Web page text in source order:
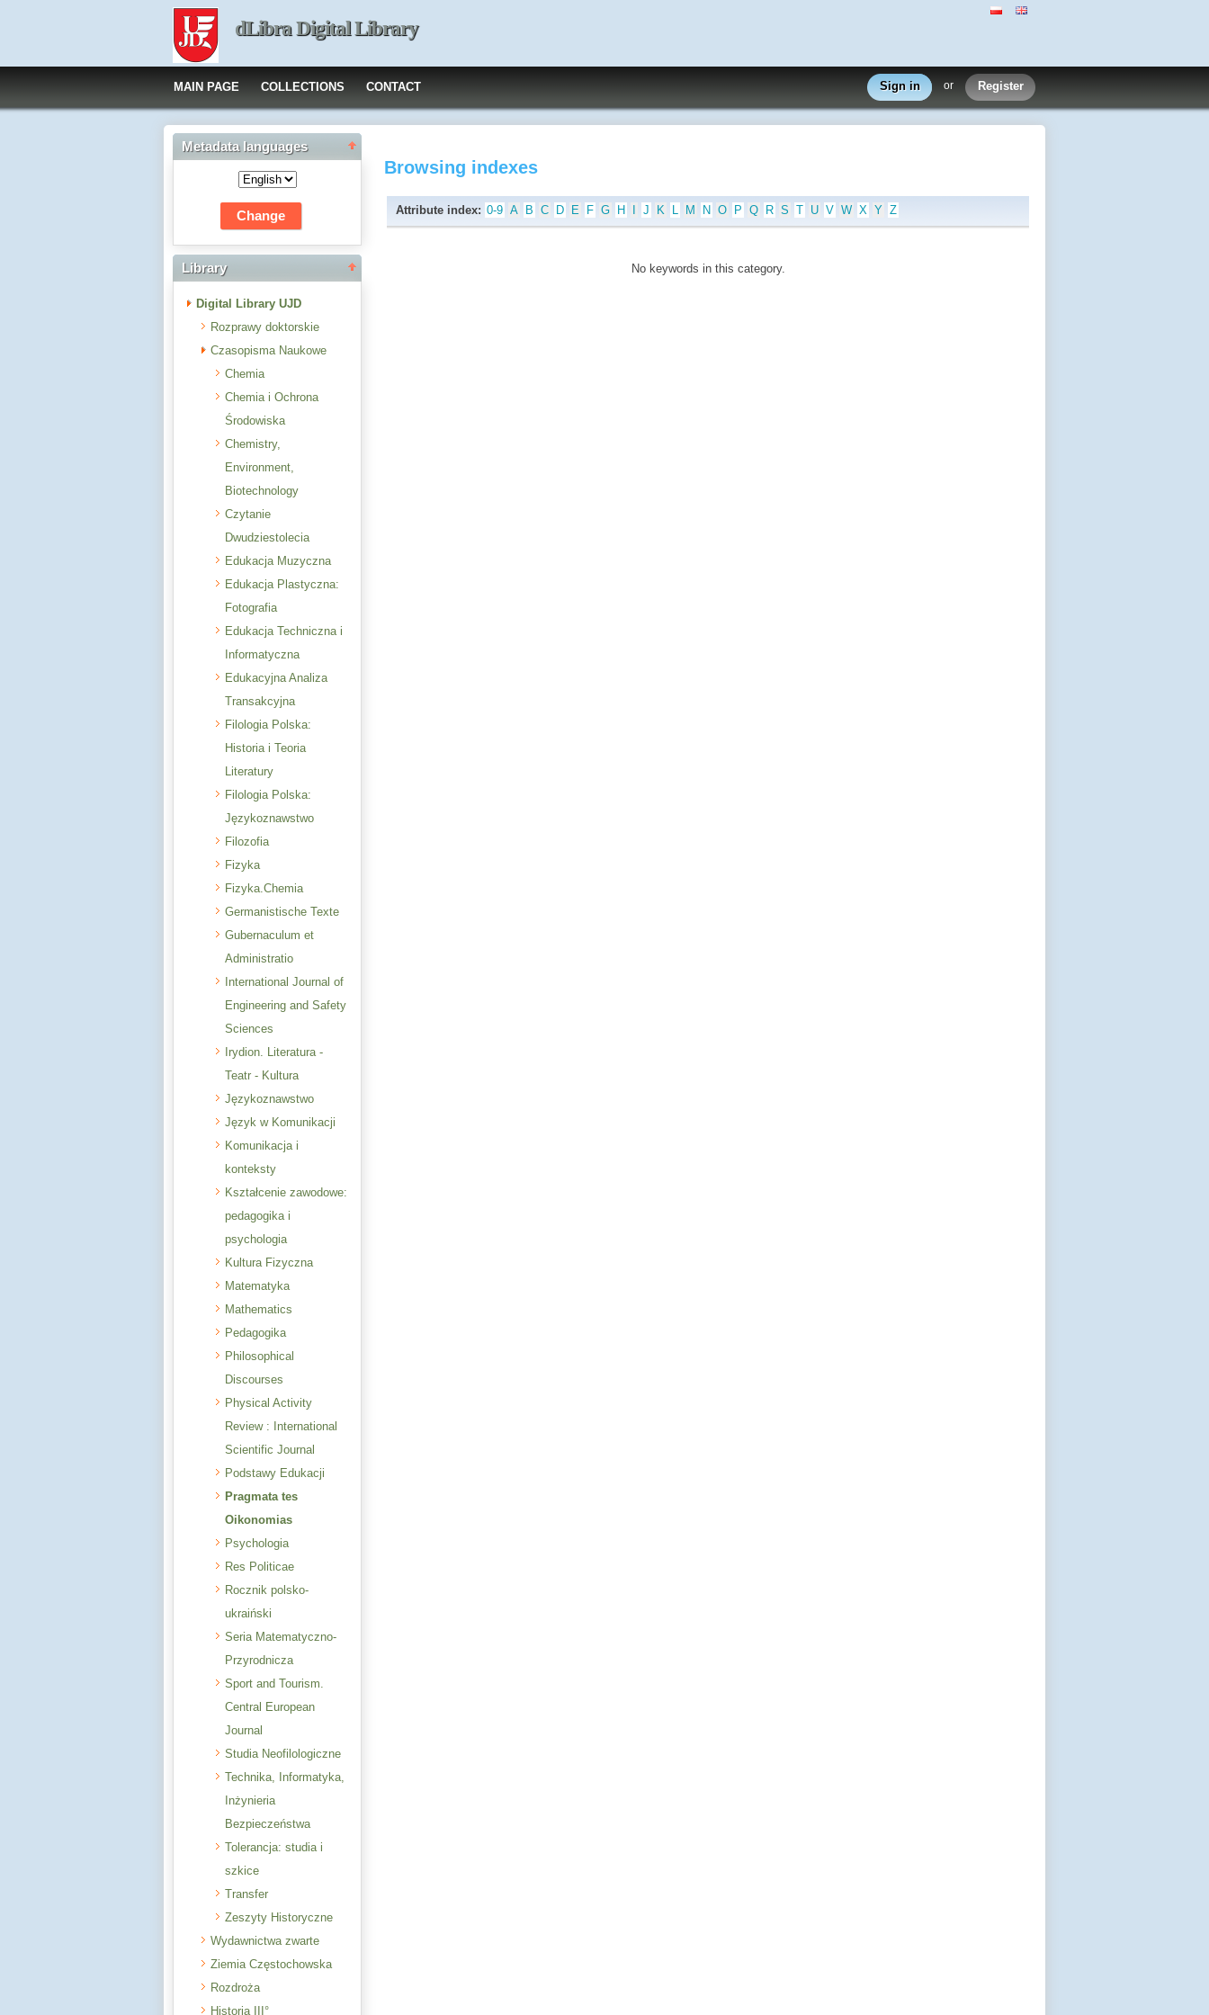
dLibra Digital Library
MAIN PAGE COLLECTIONS CONTACT Sign in or Register
Metadata languages
Library
Digital Library UJD
Rozprawy doktorskie
Czasopisma Naukowe
Chemia
Chemia i Ochrona
Środowiska
Chemistry,
Environment,
Biotechnology
Czytanie
Dwudziestolecia
Edukacja Muzyczna
Edukacja Plastyczna:
Fotografia
Edukacja Techniczna i
Informatyczna
Edukacyjna Analiza
Transakcyjna
Filologia Polska:
Historia i Teoria
Literatury
Filologia Polska:
Językoznawstwo
Filozofia
Fizyka
Fizyka.Chemia
Germanistische Texte
Gubernaculum et
Administratio
International Journal of
Engineering and Safety
Sciences
Irydion. Literatura -
Teatr - Kultura
Językoznawstwo
Język w Komunikacji
Komunikacja i
konteksty
Kształcenie zawodowe:
pedagogika i
psychologia
Kultura Fizyczna
Matematyka
Mathematics
Pedagogika
Philosophical
Discourses
Physical Activity
Review : International
Scientific Journal
Podstawy Edukacji
Pragmata tes
Oikonomias
Psychologia
Res Politicae
Rocznik polsko-
ukraiński
Seria Matematyczno-
Przyrodnicza
Sport and Tourism.
Central European
Journal
Studia Neofilologiczne
Technika, Informatyka,
Inżynieria
Bezpieczeństwa
Tolerancja: studia i
szkice
Transfer
Zeszyty Historyczne
Wydawnictwa zwarte
Ziemia Częstochowska
Rozdroża
Historia III°
Browsing indexes
Attribute index: 0-9 A B C D E F G H J K L M N O P Q R S T U V W X Y Z
No keywords in this category.